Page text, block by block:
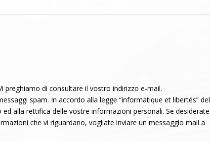
di consultare il vostro indirizzo e-mail.
spam. In accordo alla legge “informatique et libertés” del
alla rettifica delle vostre informazioni personali. Se desiderate
che vi riguardano, vogliate inviare un messaggio mail a